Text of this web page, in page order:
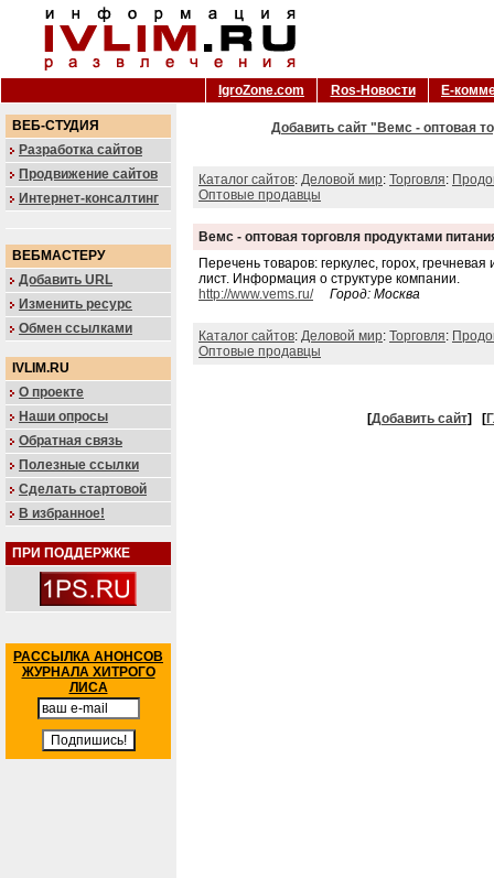
IgroZone.com Ros-Новости Е-
ВЕБ-СТУДИЯ
Разработка сайтов
Продвижение сайтов
Интернет-консалтинг
ВЕБМАСТЕРУ
Добавить URL
Изменить ресурс
Обмен ссылками
IVLIM.RU
О проекте
Наши опросы
Обратная связь
Полезные ссылки
Сделать стартовой
В избранное!
ПРИ ПОДДЕРЖКЕ
РАССЫЛКА АНОНСОВ
ЖУРНАЛА ХИТРОГО
ЛИСА
Добавить сайт "Вемс - оптовая
Каталог сайтов: Деловой мир: Торговля:
Оптовые продавцы
Вемс - оптовая торговля продуктами
Перечень товаров: геркулес, горох,
лист. Информация о структуре компании.
http://www.vems.ru/
Город: Москва
Каталог сайтов: Деловой мир: Торговля:
Оптовые продавцы
[Добавить сайт] [